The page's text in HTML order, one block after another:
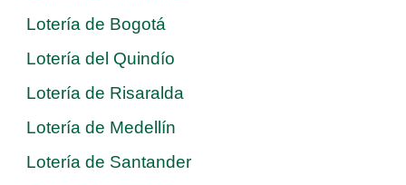
Lotería de Bogotá
Lotería del Quindío
Lotería de Risaralda
Lotería de Medellín
Lotería de Santander